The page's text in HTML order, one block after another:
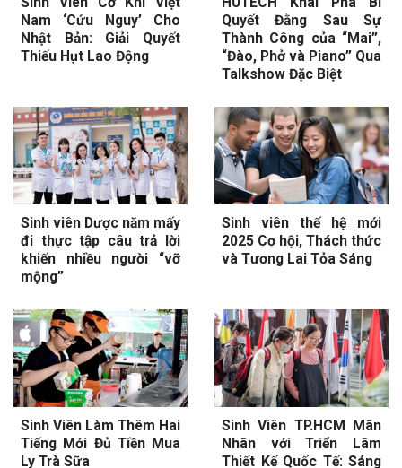
Nam ‘Cứu Nguy’ Cho
Nhật Bản: Giải Quyết
Thiếu Hụt Lao Động
Quyết Đằng Sau Sự
Thành Công của “Mai”,
“Đào, Phở và Piano” Qua
Talkshow Đặc Biệt
Sinh viên Dược năm mấy
đi thực tập câu trả lời
khiến nhiều người “vỡ
mộng”
Sinh viên thế hệ mới
2025 Cơ hội, Thách thức
và Tương Lai Tỏa Sáng
Sinh Viên Làm Thêm Hai
Tiếng Mới Đủ Tiền Mua
Ly Trà Sữa
Sinh Viên TP.HCM Mãn
Nhãn với Triển Lãm
Thiết Kế Quốc Tế: Sáng